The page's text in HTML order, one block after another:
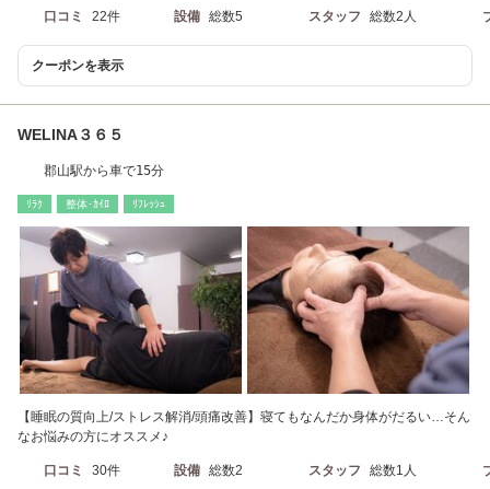
口コミ 22件 設備 総数5 スタッフ 総数2人
クーポンを表示
WELINA３６５
郡山駅から車で15分
ﾘﾗｸ 整体･ｶｲﾛ ﾘﾌﾚｯｼｭ
【睡眠の質向上/ストレス解消/頭痛改善】寝てもなんだか身体がだるい…そん
なお悩みの方にオススメ♪
口コミ 30件 設備 総数2 スタッフ 総数1人